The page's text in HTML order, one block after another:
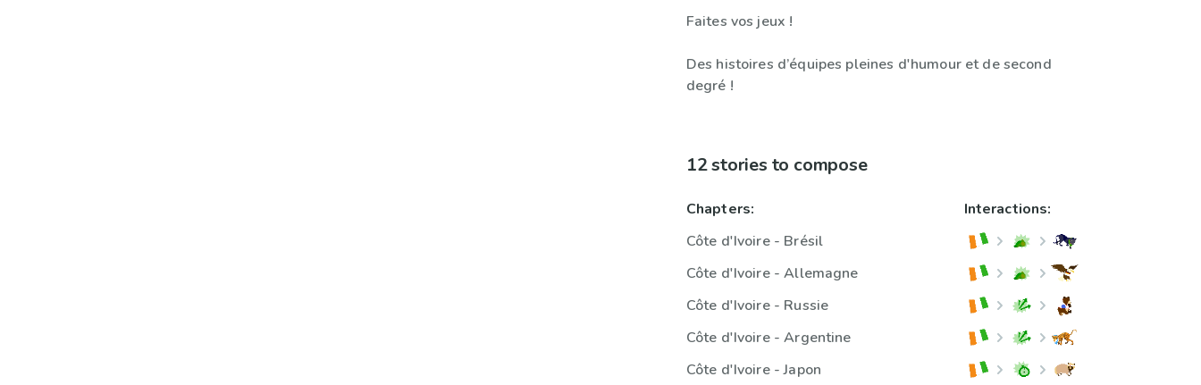
Faites vos jeux !
Des histoires d’équipes pleines d'humour et de second
degré !
12 stories to compose
Chapters:
Côte d'Ivoire - Brésil
Côte d'Ivoire - Allemagne
Côte d'Ivoire - Russie
Côte d'Ivoire - Argentine
Côte d'Ivoire - Japon
Interactions: